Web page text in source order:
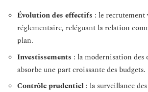
Évolution des effectifs : le recrutement
réglementaire, reléguant la relation
plan.
Investissements : la modernisation des
absorbe une part croissante des budgets.
Contrôle prudentiel : la surveillance